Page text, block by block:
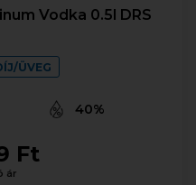
Vodka 0.5l DRS
ÜVEG
40%
Ft
ár